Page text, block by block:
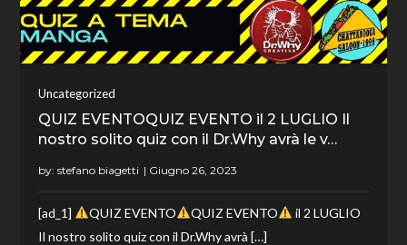
Uncategorized
QUIZ EVENTOQUIZ EVENTO il 2 LUGLIO Il
nostro solito quiz con il Dr.Why avrà le v…
by:stefano biagetti
[ad_1] QUIZ EVENTO QUIZ EVENTO
il 2 LUGLIO
Il nostro solito quiz con il Dr.Why avrà […]